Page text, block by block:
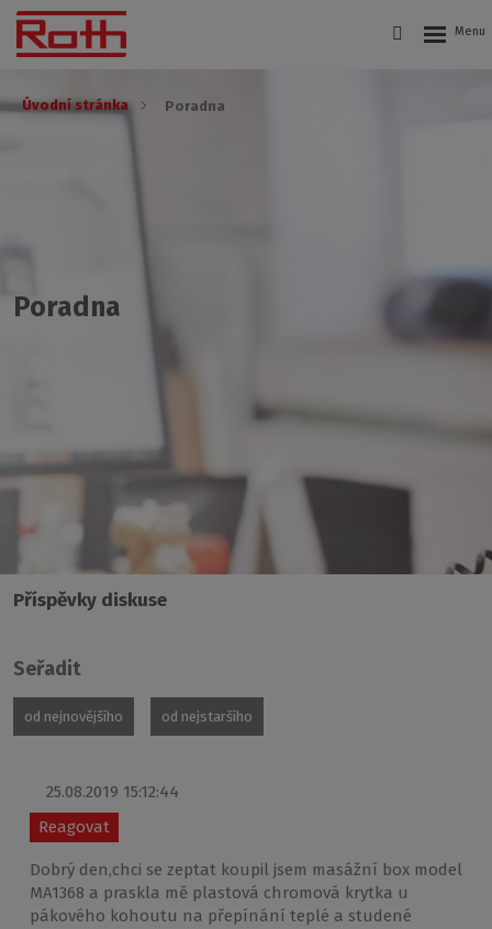
Úvodní stránka Poradna
Poradna
Příspěvky diskuse
Seřadit
od nejnovějšího od nejstaršího
25.08.2019 15:12:44
Reagovat
Dobrý den,chci se zeptat koupil jsem masážní box model
MA1368 a praskla mě plastová chromová krytka u
pákového kohoutu na přepínání teplé a studené